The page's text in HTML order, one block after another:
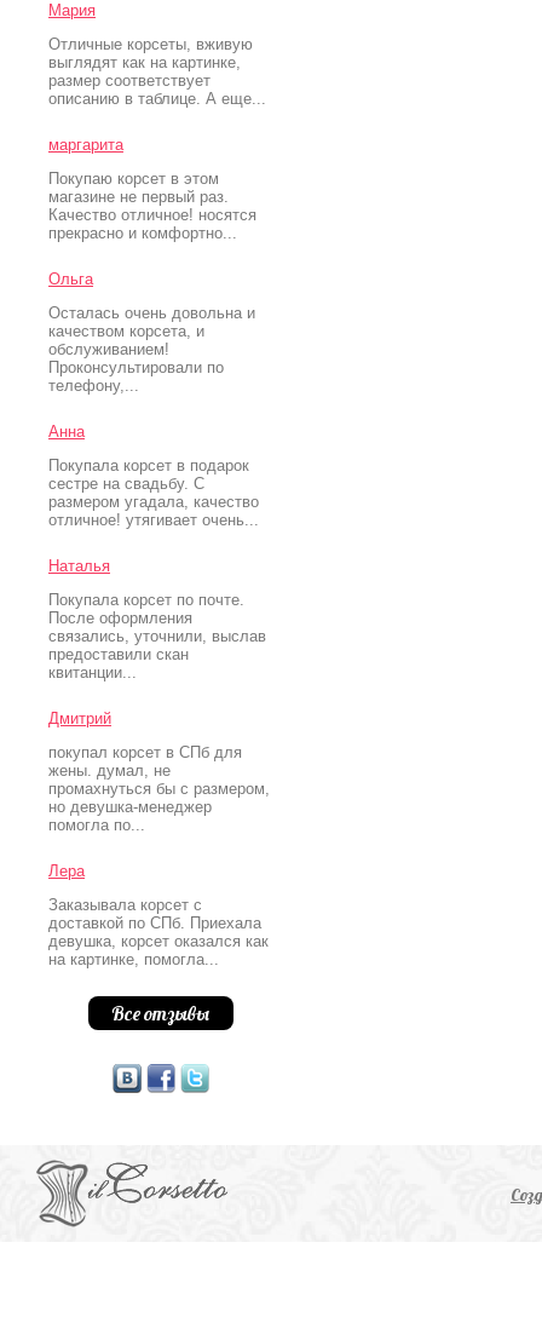
Мария
Отличные корсеты, вживую
выглядят как на картинке,
размер соответствует
описанию в таблице. А еще...
маргарита
Покупаю корсет в этом
магазине не первый раз.
Качество отличное! носятся
прекрасно и комфортно...
Ольга
Осталась очень довольна и
качеством корсета, и
обслуживанием!
Проконсультировали по
телефону,...
Анна
Покупала корсет в подарок
сестре на свадьбу. С
размером угадала, качество
отличное! утягивает очень...
Наталья
Покупала корсет по почте.
После оформления
связались, уточнили, выслав
предоставили скан
квитанции...
Дмитрий
покупал корсет в СПб для
жены. думал, не
промахнуться бы с размером,
но девушка-менеджер
помогла по...
Лера
Заказывала корсет с
доставкой по СПб. Приехала
девушка, корсет оказался как
на картинке, помогла...
Все отзывы